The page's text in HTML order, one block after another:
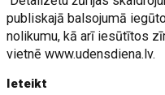
publiskajā balsojumā
nolikumu, kā arī iesūtītos
vietnē www.udensdiena.lv.
Ieteikt